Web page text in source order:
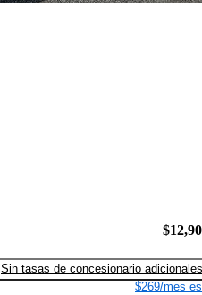
Sin tasas de concesionario adicionales
$269/mes